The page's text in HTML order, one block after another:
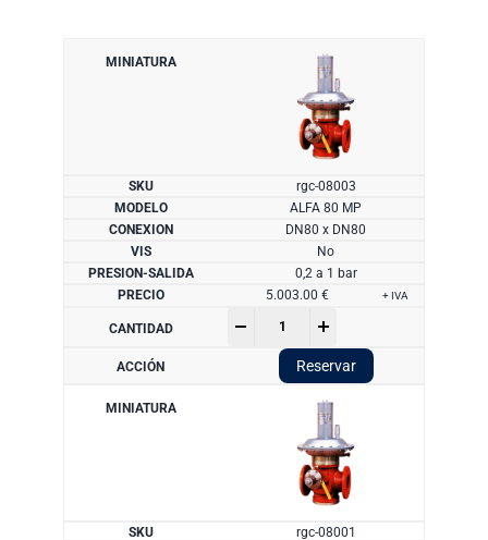
rgc-08003
ALFA 80 MP
DN80 x DN80
No
0,2 a 1 bar
5.003.00 € + IVA
ALFA
Reservar
rgc-08001